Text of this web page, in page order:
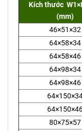
Kích thước
(mm)
46×51×32
64×58×34
64×58×46
64×98×34
64×98×46
80×75×57